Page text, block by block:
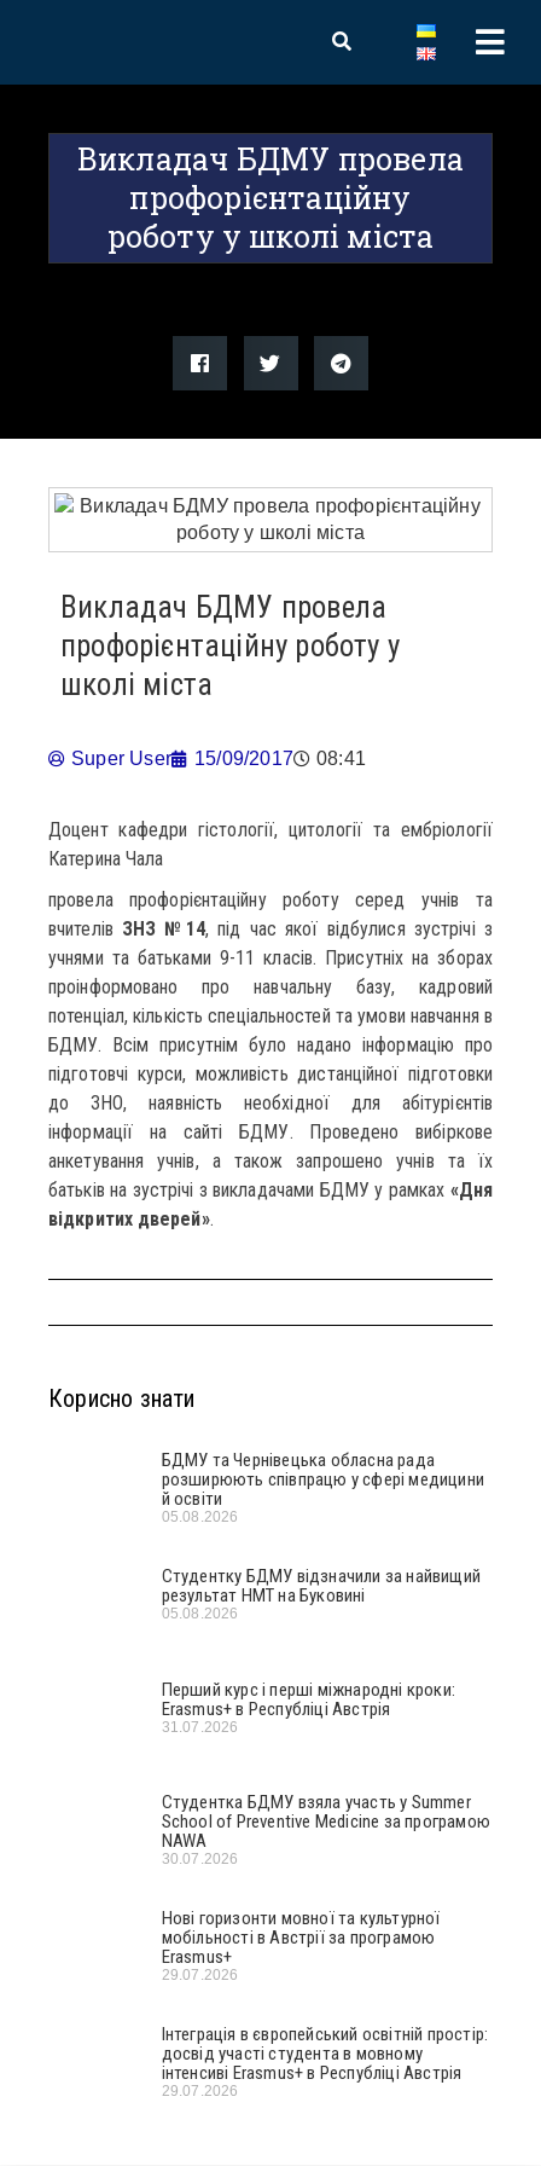
Викладач БДМУ провела
профорієнтаційну
роботу у школі міста
Викладач БДМУ провела
профорієнтаційну роботу у
школі міста
Super User 15/09/2017 08:41
Доцент кафедри гістології, цитології та ембріології
Катерина Чала
провела профорієнтаційну роботу серед учнів та
вчителів ЗНЗ №14, під час якої відбулися зустрічі з
учнями та батьками 9-11 класів. Присутніх на зборах
проінформовано про навчальну базу, кадровий
потенціал, кількість спеціальностей та умови навчання в
БДМУ. Всім присутнім було надано інформацію про
підготовчі курси, можливість дистанційної підготовки
до ЗНО, наявність необхідної для абітурієнтів
інформації на сайті БДМУ. Проведено вибіркове
анкетування учнів, а також запрошено учнів та їх
батьків на зустрічі з викладачами БДМУ у рамках «Дня
відкритих дверей».
Корисно знати
БДМУ та Чернівецька обласна рада
розширюють співпрацю у сфері медицини
й освіти
05.08.2026
Студентку БДМУ відзначили за найвищий
результат НМТ на Буковині
05.08.2026
Перший курс і перші міжнародні кроки:
Erasmus+ в Республіці Австрія
31.07.2026
Студентка БДМУ взяла участь у Summer
School of Preventive Medicine за програмою
NAWA
30.07.2026
Нові горизонти мовної та культурної
мобільності в Австрії за програмою
Erasmus+
29.07.2026
Інтеграція в європейський освітній простір:
досвід участі студента в мовному
інтенсиві Erasmus+ в Республіці Австрія
29.07.2026